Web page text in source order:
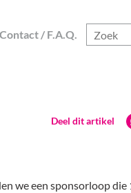
Contact / F.A.Q.
Deel dit artikel
we een sponsorloop